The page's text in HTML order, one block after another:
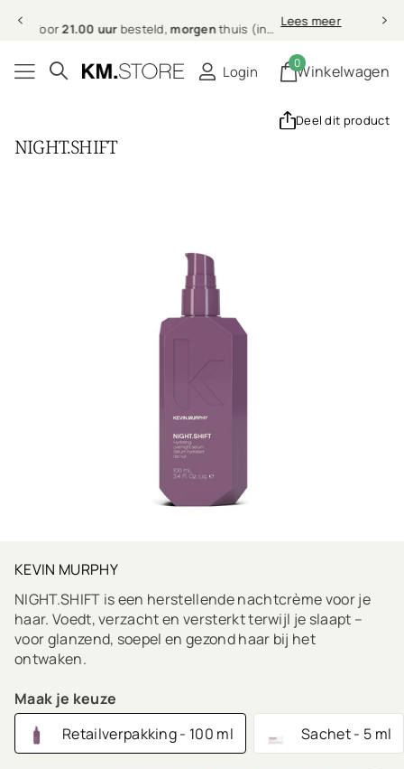
Professionelehaarverzorging bij jou thuis Lees meer
Login Winkelwagen
0
Deel dit product
NIGHT.SHIFT
KEVIN MURPHY
NIGHT.SHIFT is een herstellende nachtcrème voor je
haar. Voedt, verzacht en versterkt terwijl je slaapt –
voor glanzend, soepel en gezond haar bij het
ontwaken.
Maak je keuze
Retailverpakking - 100 ml
Sachet - 5 ml